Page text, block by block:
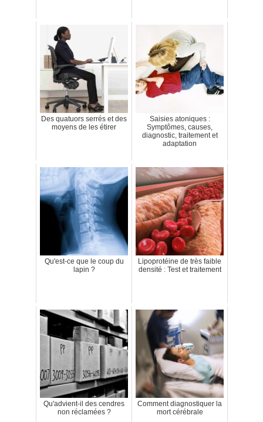
Des quatuors serrés et des
moyens de les étirer
Saisies atoniques :
Symptômes, causes,
diagnostic, traitement et
adaptation
Qu'est-ce que le coup du
lapin ?
Lipoprotéine de très faible
densité : Test et traitement
Qu'advient-il des cendres
non réclamées ?
Comment diagnostiquer la
mort cérébrale